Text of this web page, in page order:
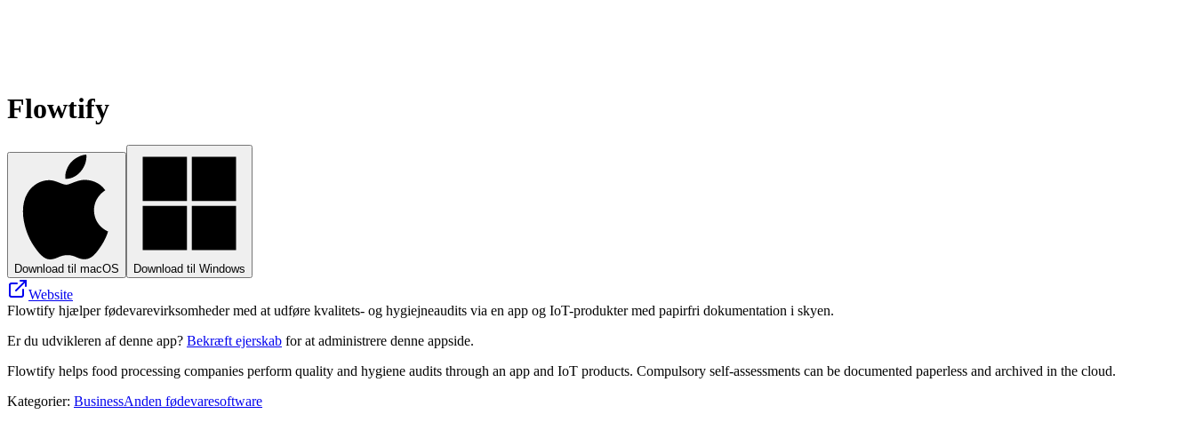
Flowtify
Download til macOS Download til Windows
Website
Flowtify hjælper fødevarevirksomheder med at udføre kvalitets- og hygiejneaudits via en app og IoT-produkter med papirfri dokumentation i skyen.
Er du udvikleren af denne app? Bekræft ejerskab for at administrere denne appside.
Flowtify helps food processing companies perform quality and hygiene audits through an app and IoT products. Compulsory self-assessments can be documented paperless and archived in the cloud.
Kategorier: BusinessAnden fødevaresoftware